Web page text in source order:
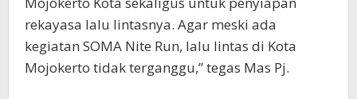
rekayasa lalu lintasnya. Agar meski ada
kegiatan SOMA Nite Run, lalu lintas di Kota
Mojokerto tidak terganggu,” tegas Mas Pj.